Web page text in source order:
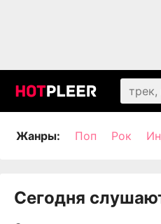
Жанры: Поп Рок
Сегодня